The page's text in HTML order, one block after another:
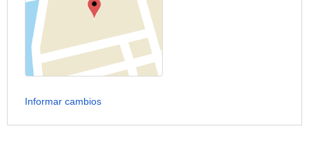
Informar cambios